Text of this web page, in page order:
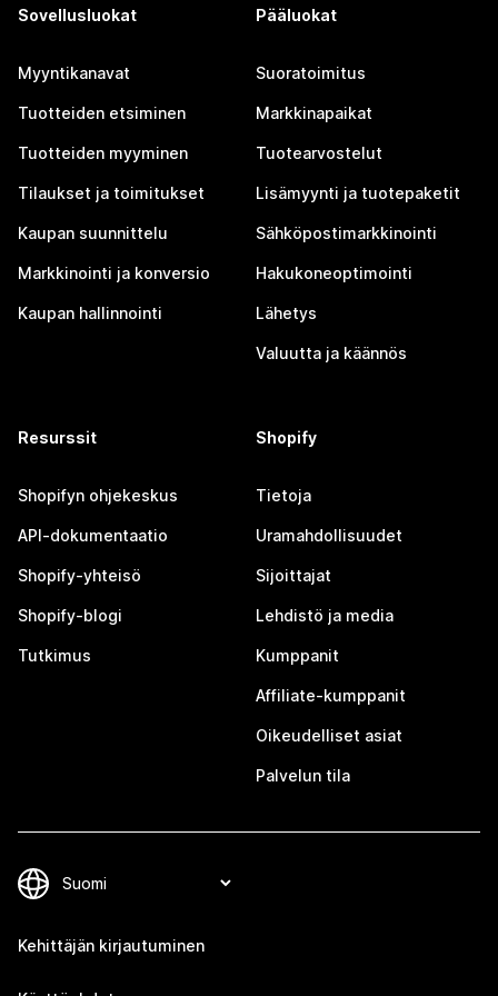
Sovellusluokat
Myyntikanavat
Tuotteiden etsiminen
Tuotteiden myyminen
Tilaukset ja toimitukset
Kaupan suunnittelu
Markkinointi ja konversio
Kaupan hallinnointi
Pääluokat
Suoratoimitus
Markkinapaikat
Tuotearvostelut
Lisämyynti ja tuotepaketit
Sähköpostimarkkinointi
Hakukoneoptimointi
Lähetys
Valuutta ja käännös
Resurssit
Shopifyn ohjekeskus
API-dokumentaatio
Shopify-yhteisö
Shopify-blogi
Tutkimus
Shopify
Tietoja
Uramahdollisuudet
Sijoittajat
Lehdistö ja media
Kumppanit
Affiliate-kumppanit
Oikeudelliset asiat
Palvelun tila
Kehittäjän kirjautuminen